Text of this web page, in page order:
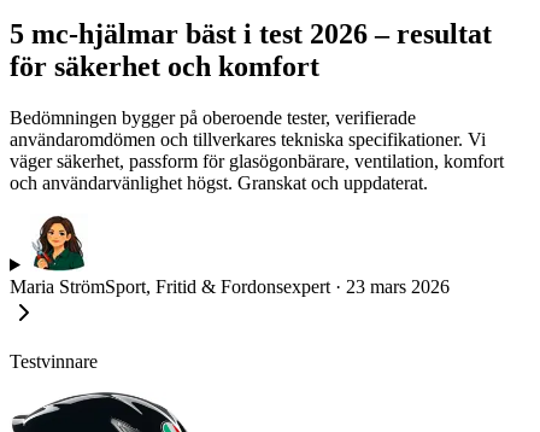
5 mc-hjälmar bäst i test 2026 – resultat
för säkerhet och komfort
Bedömningen bygger på oberoende tester, verifierade
användaromdömen och tillverkares tekniska specifikationer. Vi
väger säkerhet, passform för glasögonbärare, ventilation, komfort
och användarvänlighet högst. Granskat och uppdaterat.
Maria StrömSport, Fritid & Fordonsexpert · 23 mars 2026
Testvinnare